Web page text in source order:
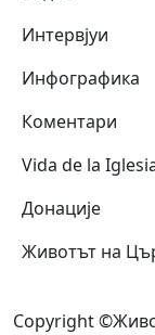
Интервјуи
Инфографика
Коментари
Vida de la
Донације
Животът на
Copyright